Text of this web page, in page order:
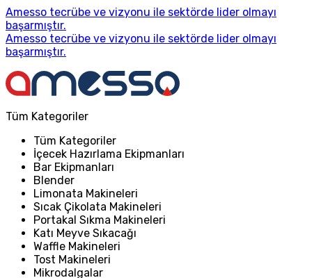
Amesso tecrübe ve vizyonu ile sektörde lider olmayı
başarmıştır.
Amesso tecrübe ve vizyonu ile sektörde lider olmayı
başarmıştır.
Tüm Kategoriler
Tüm Kategoriler
İçecek Hazırlama Ekipmanları
Bar Ekipmanları
Blender
Limonata Makineleri
Sıcak Çikolata Makineleri
Portakal Sıkma Makineleri
Katı Meyve Sıkacağı
Waffle Makineleri
Tost Makineleri
Mikrodalgalar